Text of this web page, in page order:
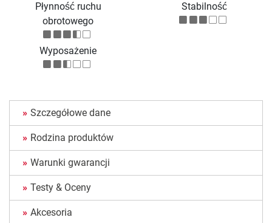
Płynność ruchu
obrotowego
Stabilność
Wyposażenie
Szczegółowe dane
Rodzina produktów
Warunki gwarancji
Testy & Oceny
Akcesoria